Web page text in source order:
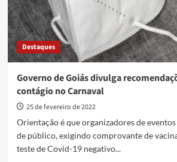
Destaques
Governo de Goiás divulga
contágio no Carnaval
25 de fevereiro de 2022
Orientação é que organizadores de
de público, exigindo comprovante de
teste de Covid-19 negativo...